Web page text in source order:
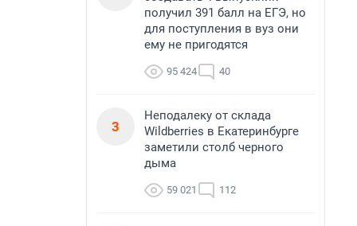
получил 391 балл на ЕГЭ, но
для поступления в вуз они
ему не пригодятся
95 424 40
3
Неподалеку от склада
Wildberries в Екатеринбурге
заметили столб черного
дыма
59 021 112